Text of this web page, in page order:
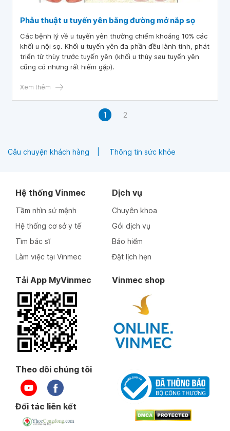
Phẫu thuật u tuyến yên bằng đường mở nắp sọ
Các bệnh lý về u tuyến yên thường chiếm khoảng 10% các
khối u nội sọ. Khối u tuyến yên đa phần đều lành tính, phát
triển từ thùy trước tuyến yên (khối u thùy sau tuyến yên
cũng có nhưng rất hiếm gặp).
Xem thêm
1 2
Câu chuyện khách hàng Thông tin sức khỏe
Hệ thống Vinmec
Tầm nhìn sứ mệnh
Hệ thống cơ sở y tế
Tìm bác sĩ
Làm việc tại Vinmec
Dịch vụ
Chuyên khoa
Gói dịch vụ
Bảo hiểm
Đặt lịch hẹn
Tải App MyVinmec Vinmec shop
Theo dõi chúng tôi
Đối tác liên kết